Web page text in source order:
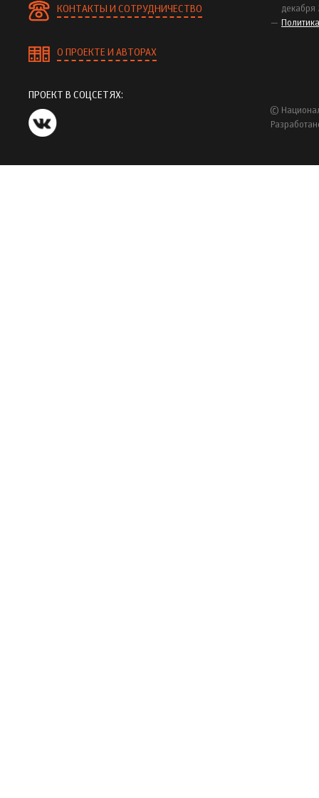
КОНТАКТЫ И СОТРУДНИЧЕСТВО
О ПРОЕКТЕ И АВТОРАХ
декабря
ПРОЕКТ В СОЦСЕТЯХ:
©